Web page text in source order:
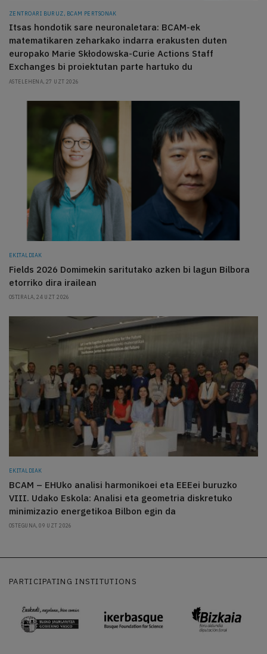
ZENTROARI BURUZ, BCAM PERTSONAK
Itsas hondotik sare neuronaletara: BCAM-ek
matematikaren zeharkako indarra erakusten duten
europako Marie Skłodowska-Curie Actions Staff
Exchanges bi proiektutan parte hartuko du
ASTELEHENA, 27 UZT 2026
EKITALDIAK
Fields 2026 Domimekin saritutako azken bi lagun Bilbora
etorriko dira irailean
OSTIRALA, 24 UZT 2026
EKITALDIAK
BCAM – EHUko analisi harmonikoei eta EEEei buruzko
VIII. Udako Eskola: Analisi eta geometria diskretuko
minimizazio energetikoa Bilbon egin da
OSTEGUNA, 09 UZT 2026
PARTICIPATING INSTITUTIONS